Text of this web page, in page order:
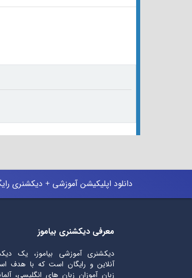
دانلود اپلیکیشن آموزشی + دیکشنری
معرفی دیکشنری بیاموز
دیکشنری آموزشی بیاموز، یک
آنلاین و رایگان است که با هدف
زبان آموزان زبان های انگلیسی،